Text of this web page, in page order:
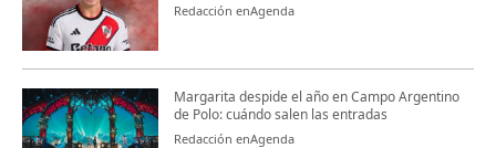
Redacción enAgenda
Margarita despide el año en Campo Argentino
de Polo: cuándo salen las entradas
Redacción enAgenda